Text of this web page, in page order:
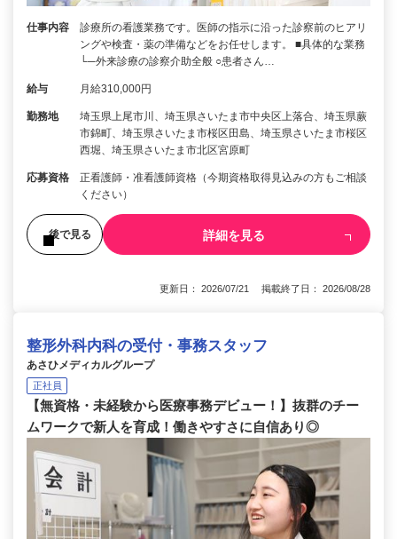
仕事内容
診療所の看護業務です。医師の指示に沿った診察前のヒアリ
ングや検査・薬の準備などをお任せします。 ■具体的な業務
└─外来診療の診察介助全般 ○患者さん…
給与 月給310,000円
勤務地
埼玉県上尾市川、埼玉県さいたま市中央区上落合、埼玉県蕨
市錦町、埼玉県さいたま市桜区田島、埼玉県さいたま市桜区
西堀、埼玉県さいたま市北区宮原町
応募資格
正看護師・准看護師資格（今期資格取得見込みの方もご相談
ください）
後で見る 詳細を見る
更新日： 2026/07/21 掲載終了日： 2026/08/28
整形外科内科の受付・事務スタッフ
あさひメディカルグループ
正社員
【無資格・未経験から医療事務デビュー！】抜群のチー
ムワークで新人を育成！働きやすさに自信あり◎